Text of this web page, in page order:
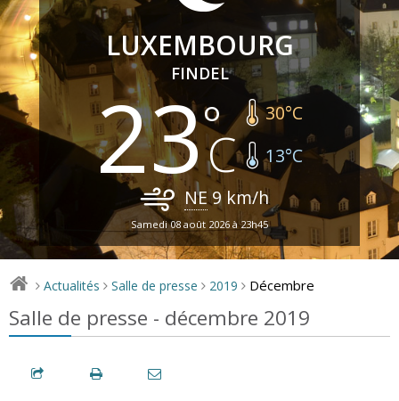
LUXEMBOURG
FINDEL
23 30°C
13°C
NE9 km/h
Samedi 08 août 2026 à 23h45
> Actualités > Salle de presse > 2019 > Décembre
Salle de presse - décembre 2019